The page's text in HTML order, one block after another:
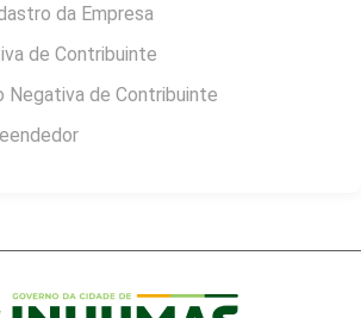
da Empresa
de Contribuinte
Negativa de Contribuinte